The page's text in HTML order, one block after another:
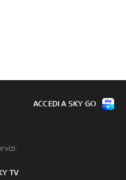
TV
ACCEDI A SKY GO